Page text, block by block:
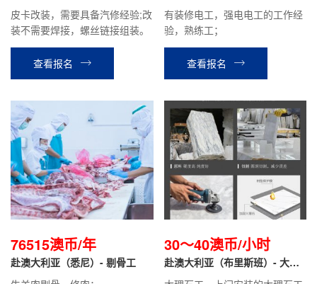
皮卡改装，需要具备汽修经验;改
装不需要焊接，螺丝链接组装。
查看报名
有装修电工，强电电工的工作经
验，熟练工；
查看报名
76515澳币/年
赴澳大利亚（悉尼）- 剔骨工
30～40澳币/小时
赴澳大利亚（布里斯班）- 大理